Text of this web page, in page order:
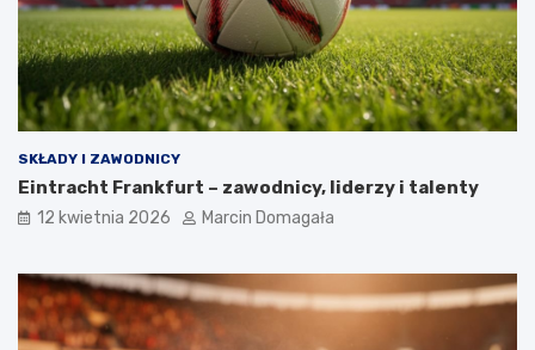
SKŁADY I ZAWODNICY
Eintracht Frankfurt – zawodnicy, liderzy i talenty
12 kwietnia 2026 Marcin Domagała